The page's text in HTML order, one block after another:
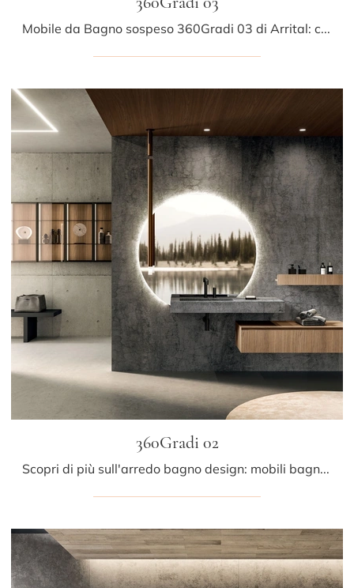
Mobile da Bagno sospeso 360Gradi 03 di Arrital: clicca e scopri di più su mobili bagno sospesi in legno e elementi accessori dell'azienda.
360Gradi 02
Scopri di più sull'arredo bagno design: mobili bagno sospesi in legno come il modello 360Gradi 02 di Arrital ti attendono.